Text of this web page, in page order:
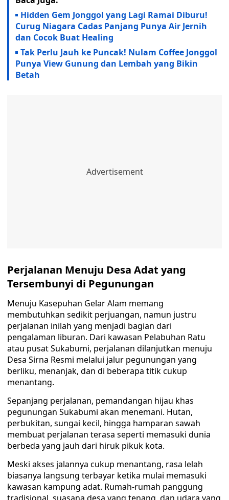
Hidden Gem Jonggol yang Lagi Ramai Diburu!
Curug Niagara Cadas Panjang Punya Air Jernih
dan Cocok Buat Healing
Tak Perlu Jauh ke Puncak! Nulam Coffee Jonggol
Punya View Gunung dan Lembah yang Bikin
Betah
Perjalanan Menuju Desa Adat yang
Tersembunyi di Pegunungan
Menuju Kasepuhan Gelar Alam memang
membutuhkan sedikit perjuangan, namun justru
perjalanan inilah yang menjadi bagian dari
pengalaman liburan. Dari kawasan Pelabuhan Ratu
atau pusat Sukabumi, perjalanan dilanjutkan menuju
Desa Sirna Resmi melalui jalur pegunungan yang
berliku, menanjak, dan di beberapa titik cukup
menantang.
Sepanjang perjalanan, pemandangan hijau khas
pegunungan Sukabumi akan menemani. Hutan,
perbukitan, sungai kecil, hingga hamparan sawah
membuat perjalanan terasa seperti memasuki dunia
berbeda yang jauh dari hiruk pikuk kota.
Meski akses jalannya cukup menantang, rasa lelah
biasanya langsung terbayar ketika mulai memasuki
kawasan kampung adat. Rumah-rumah panggung